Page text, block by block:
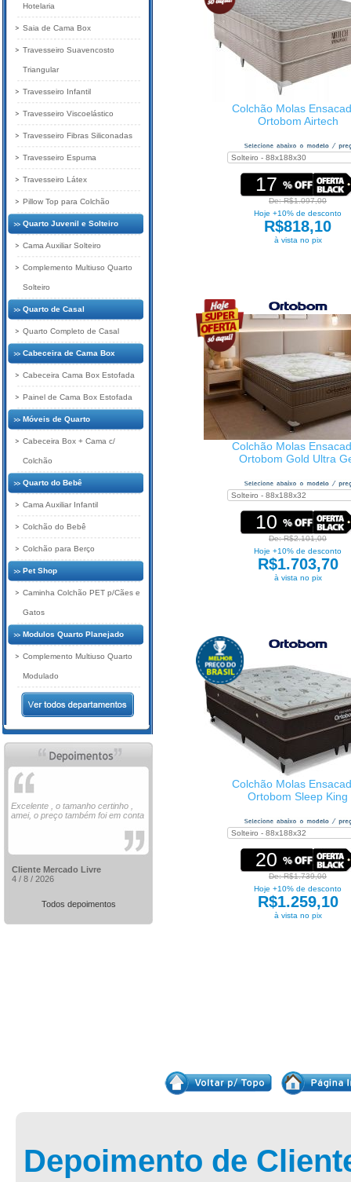
Colchão Molas
Ortobom Airtech
17
De: R$1.097,00
Hoje +10% de desconto
R$818,10
à vista no pix
Colchão Molas
Ortobom Gold Ultra
10
De: R$2.101,00
Hoje +10% de desconto
R$1.703,70
à vista no pix
Colchão Molas
Ortobom Sleep King
20
De: R$1.739,00
Hoje +10% de desconto
R$1.259,10
à vista no pix
Hotelaria
Saia de Cama Box
Travesseiro Suavencosto
Triangular
Travesseiro Infantil
Travesseiro Viscoelástico
Travesseiro Fibras Siliconadas
Travesseiro Espuma
Travesseiro Látex
Pillow Top para Colchão
Quarto Juvenil e Solteiro
Cama Auxiliar Solteiro
Complemento Multiuso Quarto
Solteiro
Quarto de Casal
Quarto Completo de Casal
Cabeceira de Cama Box
Cabeceira Cama Box Estofada
Painel de Cama Box Estofada
Móveis de Quarto
Cabeceira Box + Cama c/
Colchão
Quarto do Bebê
Cama Auxiliar Infantil
Colchão do Bebê
Colchão para Berço
Pet Shop
Caminha Colchão PET p/Cães e
Gatos
Modulos Quarto Planejado
Complemento Multiuso Quarto
Modulado
Excelente , o tamanho certinho ,
amei, o preço também foi em conta
Cliente Mercado Livre
4 / 8 / 2026
Todos depoimentos
Depoimento de